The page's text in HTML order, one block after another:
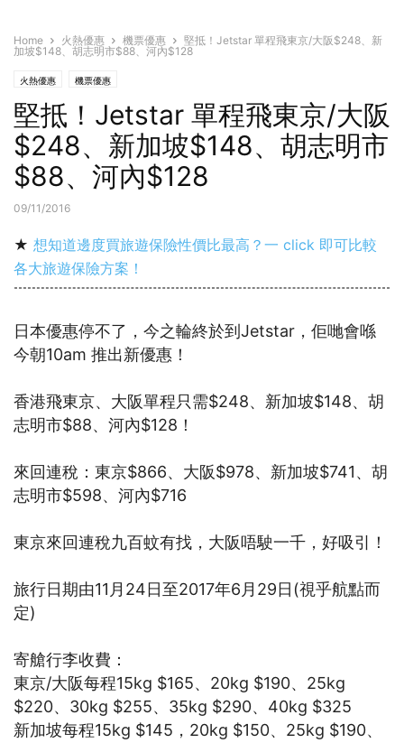
Home 火熱優惠 機票優惠
堅抵！Jetstar 單程飛東京/大阪$248、新
加坡$148、胡志明市$88、河內$128
火熱優惠 機票優惠
堅抵！Jetstar 單程飛東京/大阪
$248、新加坡$148、胡志明市
$88、河內$128
09/11/2016
★ 想知道邊度買旅遊保險性價比最高？一 click 即可比較
各大旅遊保險方案！
日本優惠停不了，今之輪終於到Jetstar，佢哋會喺
今朝10am 推出新優惠！
香港飛東京、大阪單程只需$248、新加坡$148、胡
志明市$88、河內$128！
來回連稅：東京$866、大阪$978、新加坡$741、胡
志明市$598、河內$716
東京來回連稅九百蚊有找，大阪唔駛一千，好吸引！
旅行日期由11月24日至2017年6月29日(視乎航點而
定)
寄艙行李收費：
東京/大阪每程15kg $165、20kg $190、25kg
$220、30kg $255、35kg $290、40kg $325
新加坡每程15kg $145，20kg $150、25kg $190、